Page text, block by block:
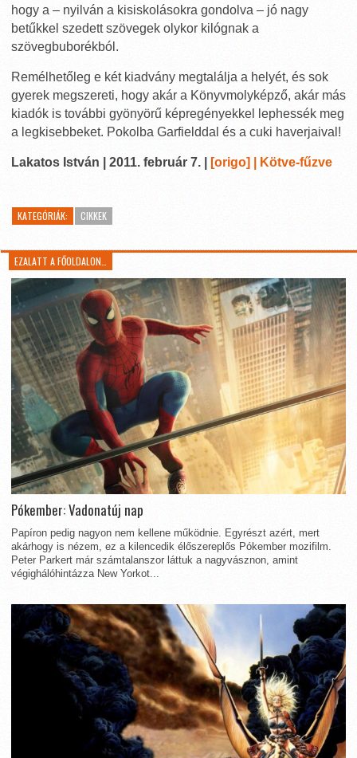
hogy a – nyilván a kisiskolásokra gondolva – jó nagy
betűkkel szedett szövegek olykor kilógnak a
szövegbuborékból.
Remélhetőleg e két kiadvány megtalálja a helyét, és sok
gyerek megszereti, hogy akár a Könyvmolyképző, akár más
kiadók is további gyönyörű képregényekkel lephessék meg
a legkisebbeket. Pokolba Garfielddal és a cuki haverjaival!
Lakatos István | 2011. február 7. | [origo] | Kötve-fűzve
KATEGÓRIÁK: CIKKEK
EZALATT A FŐOLDALON…
Pókember: Vadonatúj nap
Papíron pedig nagyon nem kellene működnie. Egyrészt azért, mert
akárhogy is nézem, ez a kilencedik élőszereplős Pókember mozifilm.
Peter Parkert már számtalanszor láttuk a nagyvásznon, amint
végighálóhintázza New Yorkot...